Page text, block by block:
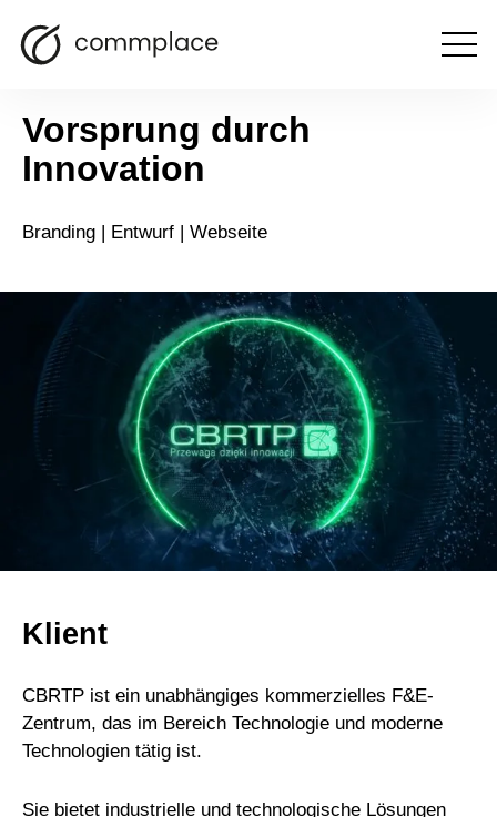
CBRTP
Vorsprung durch
Innovation
Branding | Entwurf | Webseite
Klient
CBRTP ist ein unabhängiges kommerzielles F&E-
Zentrum, das im Bereich Technologie und moderne
Technologien tätig ist.
Sie bietet industrielle und technologische Lösungen